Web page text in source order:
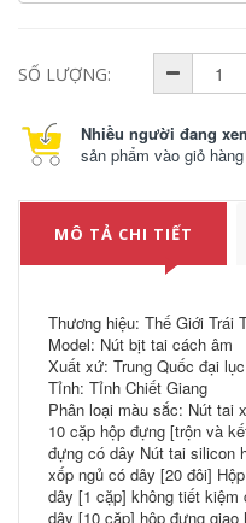
SỐ LƯỢNG:
Nhiều người đang
sản phẩm vào giỏ
MÔ TẢ CHI TIẾT
Thương hiệu: Thế Giới Trái
Model: Nút bịt tai cách âm
Xuất xứ: Trung Quốc đại lục
Tỉnh: Tỉnh Chiết Giang
Phân loại màu sắc: Nút tai
10 cặp hộp đựng [trộn và
đựng có dây Nút tai silicon
xốp ngủ có dây [20 đôi]
dây [1 cặp] không tiết
dây [10 cặp] hộp đựng